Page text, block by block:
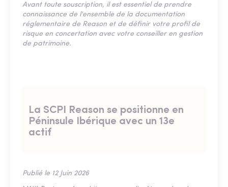
Avant toute souscription, il est essentiel de prendre
connaissance de l'ensemble de la documentation
réglementaire de Reason et de définir votre profil de
risque en concertation avec votre conseiller en gestion
de patrimoine.
La SCPI Reason se positionne en
Péninsule Ibérique avec un 13e
actif
Publié le 12 Juin 2026